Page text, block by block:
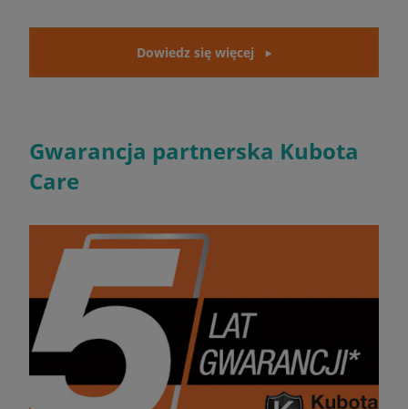
Dowiedz się więcej
Gwarancja partnerska Kubota
Care